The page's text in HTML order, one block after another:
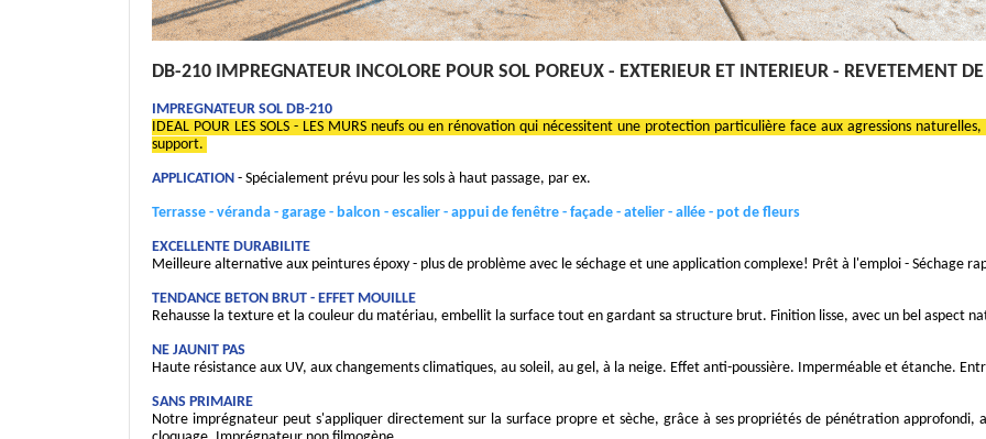
DB-210 IMPREGNATEUR INCOLORE POUR SOL POREUX - EXTERIEUR ET INTERIEUR - REVETEMENT
IMPREGNATEUR SOL DB-210
IDEAL POUR LES SOLS - LES MURS neufs ou en rénovation qui nécessitent une protection particulière face aux agressions
support.
APPLICATION - Spécialement prévu pour les sols à haut passage, par ex.
Terrasse - véranda - garage - balcon - escalier - appui de fenêtre - façade - atelier - allée - pot de fleurs
EXCELLENTE DURABILITE
Meilleure alternative aux peintures époxy - plus de problème avec le séchage et une application complexe! Prêt à l'emploi - Séchage
TENDANCE BETON BRUT - EFFET MOUILLE
Rehausse la texture et la couleur du matériau, embellit la surface tout en gardant sa structure brut. Finition lisse, avec un bel aspect
NE JAUNIT PAS
Haute résistance aux UV, aux changements climatiques, au soleil, au gel, à la neige. Effet anti-poussière. Imperméable et étanche.
SANS PRIMAIRE
Notre imprégnateur peut s'appliquer directement sur la surface propre et sèche, grâce à ses propriétés de pénétration approfondi,